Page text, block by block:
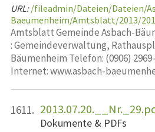
URL: /fileadmin/Dateien/Dateien/
Baeumenheim/Amtsblatt/2013/
Amtsblatt Gemeinde Asbach-
: Gemeindeverwaltung,
Bäumenheim Telefon: (0906)
Internet: www.asbach-
1611.
Dokumente & PDFs